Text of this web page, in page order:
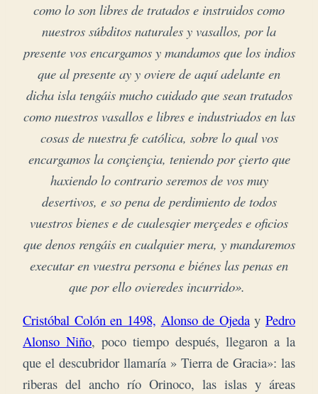
como lo son libres de tratados e instruidos como
nuestros súbditos naturales y vasallos, por la
presente vos encargamos y mandamos que los indios
que al presente ay y oviere de aquí adelante en
dicha isla tengáis mucho cuidado que sean tratados
como nuestros vasallos e libres e industriados en las
cosas de nuestra fe católica, sobre lo qual vos
encargamos la conçiençia, teniendo por çierto que
haxiendo lo contrario seremos de vos muy
desertivos, e so pena de perdimiento de todos
vuestros bienes e de cualesqier merçedes e oficios
que denos rengáis en cualquier mera, y mandaremos
executar en vuestra persona e biénes las penas en
que por ello ovieredes incurrido».
Cristóbal Colón en 1498, Alonso de Ojeday Pedro
Alonso Niño, poco tiempo después, llegaron a la
que el descubridor llamaría » Tierra de Gracia»: las
riberas del ancho río Orinoco, las islas y áreas